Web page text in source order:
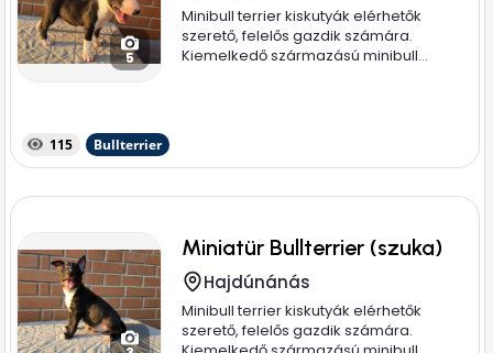
5
Minibull terrier kiskutyák elérhetők
szerető, felelős gazdik számára.
Kiemelkedő származású minibull...
115 Bullterrier
Miniatür Bullterrier (szuka)
Hajdúnánás
Minibull terrier kiskutyák elérhetők
szerető, felelős gazdik számára.